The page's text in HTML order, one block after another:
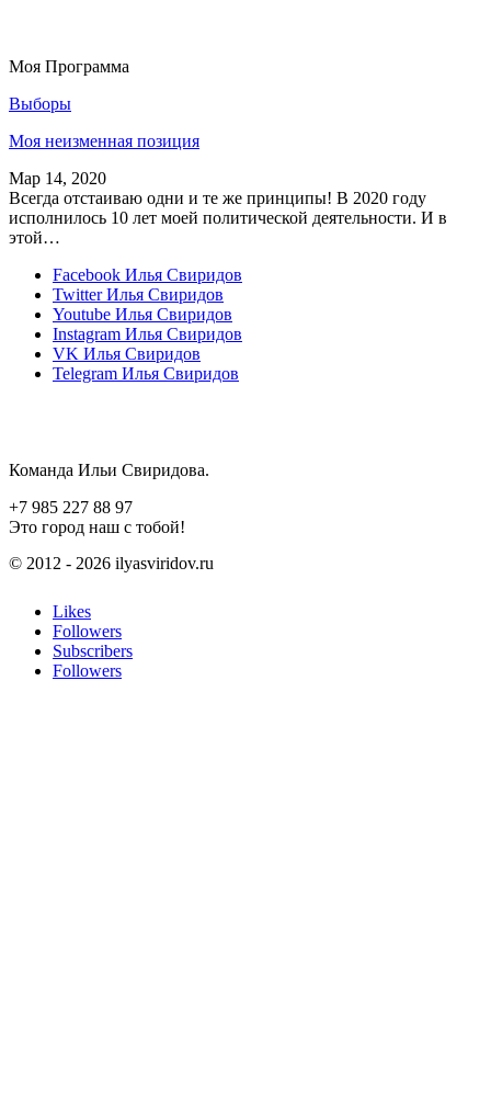
Моя Программа
Выборы
Моя неизменная позиция
Мар 14, 2020
Всегда отстаиваю одни и те же принципы! В 2020 году
исполнилось 10 лет моей политической деятельности. И в
этой…
Facebook Илья Свиридов
Twitter Илья Свиридов
Youtube Илья Свиридов
Instagram Илья Свиридов
VK Илья Свиридов
Telegram Илья Свиридов
Команда Ильи Свиридова.
+7 985 227 88 97
Это город наш с тобой!
© 2012 - 2026 ilyasviridov.ru
Likes
Followers
Subscribers
Followers